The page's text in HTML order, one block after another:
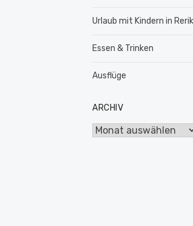
Urlaub mit Kindern in
Essen & Trinken
Ausflüge
ARCHIV
Archiv